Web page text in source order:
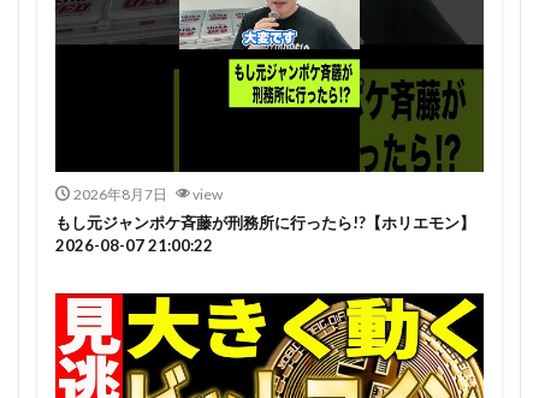
2026年8月7日 view
もし元ジャンポケ斉藤が刑務所に行ったら!?【ホリエモン】
2026-08-07 21:00:22